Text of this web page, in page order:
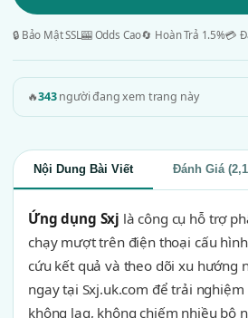
🔒 Bảo Mật SSL🎰 Odds Cao🔄 Hoàn Trả 1.5%💳
🔥343người đang xem trang này
Nội Dung Bài Viết Đánh Giá
Ứng dụng Sxj là công cụ hỗ trợ
chạy mượt trên điện thoại cấu
cứu kết quả và theo dõi xu hướng
ngay tại Sxj.uk.com để trải
không lag, không chiếm nhiều bộ